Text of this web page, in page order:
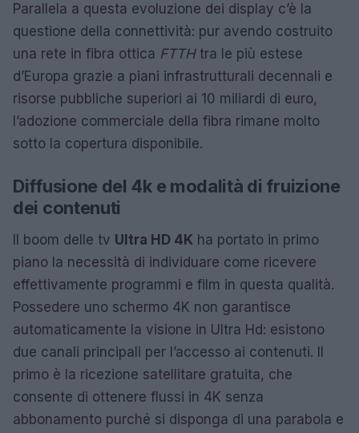
Parallela a questa evoluzione dei display c’è la
questione della connettività: pur avendo costruito
una rete in fibra ottica FTTHtra le più estese
d’Europa grazie a piani infrastrutturali decennali e
risorse pubbliche superiori ai 10 miliardi di euro,
l’adozione commerciale della fibra rimane molto
sotto la copertura disponibile.
Diffusione del 4k e modalità di fruizione
dei contenuti
Il boom delle tv Ultra HD 4K ha portato in primo
piano la necessità di individuare come ricevere
effettivamente programmi e film in questa qualità.
Possedere uno schermo 4K non garantisce
automaticamente la visione in Ultra Hd: esistono
due canali principali per l’accesso ai contenuti. Il
primo è la ricezione satellitare gratuita, che
consente di ottenere flussi in 4K senza
abbonamento purché si disponga di una parabola e